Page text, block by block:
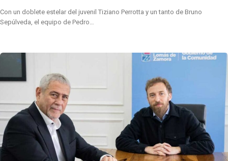
Con un doblete estelar del juvenil Tiziano Perrotta y un tanto de Bruno
Sepúlveda, el equipo de Pedro…